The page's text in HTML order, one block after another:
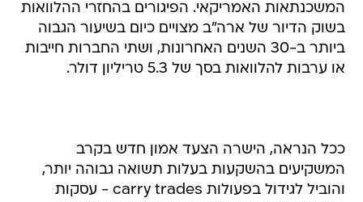
המשכנתאות האמריקאי. הפיגורים בהחזרי ההלוואות
בשוק הדיור של ארה"ב מצויים כיום בשיעור הגבוה
ביותר ב-30 השנים האחרונות, ושתי החברות חייבות
או ערבות להלוואות בסך של 5.3 טריליון דולר.
ככל הנראה, הישרה הצעד אמון חדש בקרב
המשקיעים בהשקעות בעלות תשואה גבוהה יותר,
והוביל לגידול בפעולות carry trades - עסקות